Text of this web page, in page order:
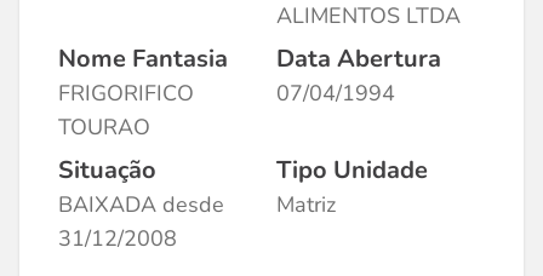
ALIMENTOS LTDA
Nome Fantasia
FRIGORIFICO
TOURAO
Data Abertura
07/04/1994
Situação
BAIXADA desde
31/12/2008
Tipo Unidade
Matriz